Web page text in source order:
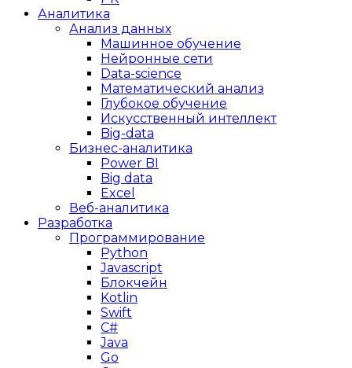
Аналитика
Анализ данных
Машинное обучение
Нейронные сети
Data-science
Математический анализ
Глубокое обучение
Искусственный интеллект
Big-data
Бизнес-аналитика
Power BI
Big data
Excel
Веб-аналитика
Разработка
Программирование
Python
Javascript
Блокчейн
Kotlin
Swift
C#
Java
Go